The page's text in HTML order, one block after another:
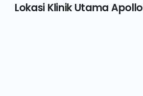
Lokasi Klinik Utama Apollo